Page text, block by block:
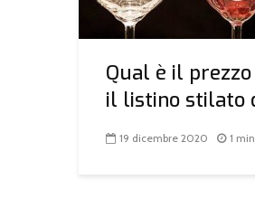
Qual è il
il listino stilato
19 dicembre 2020 1